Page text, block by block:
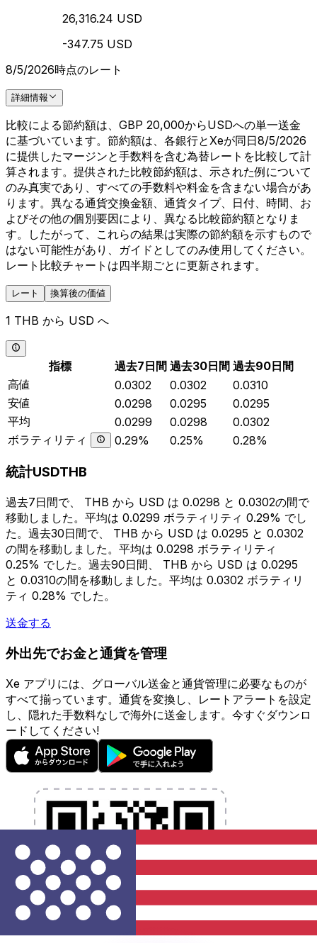
26,316.24 USD
-347.75 USD
8/5/2026時点のレート
詳細情報
比較による節約額は、GBP 20,000からUSDへの単一送金
に基づいています。節約額は、各銀行とXeが同日8/5/2026
に提供したマージンと手数料を含む為替レートを比較して計
算されます。提供された比較節約額は、示された例について
のみ真実であり、すべての手数料や料金を含まない場合があ
ります。異なる通貨交換金額、通貨タイプ、日付、時間、お
よびその他の個別要因により、異なる比較節約額となりま
す。したがって、これらの結果は実際の節約額を示すもので
はない可能性があり、ガイドとしてのみ使用してください。
レート比較チャートは四半期ごとに更新されます。
レート 換算後の価値
1 THB から USD へ
指標 過去7日間 過去30日間 過去90日間
高値
0.0302 0.0302
0.0310
安値
0.0298 0.0295
0.0295
平均
0.0299 0.0298
0.0302
ボラティリティ
0.29% 0.25% 0.28%
統計USDTHB
過去7日間で、 THB から USD は 0.0298 と 0.0302の間で
移動しました。平均は 0.0299 ボラティリティ 0.29% でし
た。過去30日間で、 THB から USD は 0.0295 と 0.0302
の間を移動しました。平均は 0.0298 ボラティリティ
0.25% でした。過去90日間、 THB から USD は 0.0295
と 0.0310の間を移動しました。平均は 0.0302 ボラティリ
ティ 0.28% でした。
送金する
外出先でお金と通貨を管理
Xe アプリには、グローバル送金と通貨管理に必要なものが
すべて揃っています。通貨を変換し、レートアラートを設定
し、隠れた手数料なしで海外に送金します。今すぐダウンロ
ードしてください!